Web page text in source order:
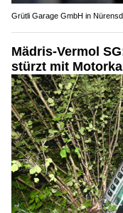
Grütli Garage GmbH in
Mädris-Vermol
stürzt mit